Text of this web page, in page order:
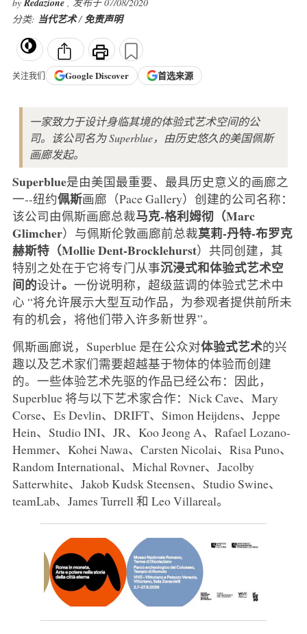
Redazione
分类: 当代艺术/免责声明
关注我们 GoogleDiscover 首选来源
一家致力于设计身临其境的体验式艺术空间的公
司。该公司名为 Superblue，由历史悠久的美国佩斯
画廊发起。
Superblue是由美国最重要、最具历史意义的画廊之
一--纽约佩斯画廊（Pace Gallery）创建的公司名称：
该公司由佩斯画廊总裁马克-格利姆彻（Marc
Glimcher）与佩斯伦敦画廊前总裁莫莉-丹特-布罗克
赫斯特（Mollie Dent-Brocklehurst）共同创建，其
特别之处在于它将专门从事沉浸式和体验式艺术空
间的设计。 一份说明称，超级蓝调的体验式艺术中
心 “将允许展示大型互动作品，为参观者提供前所未
有的机会，将他们带入许多新世界”。
佩斯画廊说，Superblue 是在公众对体验式艺术的兴
趣以及艺术家们需要超越基于物体的体验而创建
的。一些体验艺术先驱的作品已经公布：因此，
Superblue 将与以下艺术家合作：Nick Cave、Mary
Corse、Es Devlin、DRIFT、Simon Heijdens、Jeppe
Hein、Studio INI、JR、Koo Jeong A、Rafael Lozano-
Hemmer、Kohei Nawa、Carsten Nicolai、Risa Puno、
Random International、Michal Rovner、Jacolby
Satterwhite、Jakob Kudsk Steensen、Studio Swine、
teamLab、James Turrell 和 Leo Villareal。